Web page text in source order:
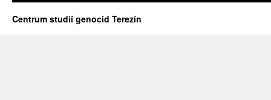
Centrum studií genocid Terezín